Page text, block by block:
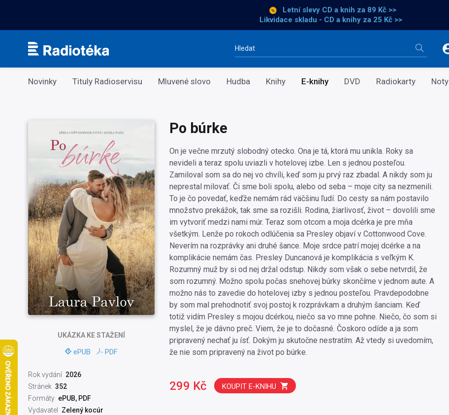
Letní slevy CD a knih za 89 Kč >>
Likvidace skladu - CD a knihy za 25 Kč >>
Vyhledávání
Kategorie
Novinky Tituly Radioservisu Mluvené slovo Hudba Knihy E-knihy DVD Radiokarty Noty
UKÁZKAKE STAŽENÍ
ePUB PDF
Rok vydání 2026
Stránek 352
Formáty ePUB, PDF
Vydavatel
Zelený kocúr
Po búrke
On je večne mrzutý slobodný otecko. Ona je tá, ktorá mu unikla. Roky sa
nevideli a teraz spolu uviazli v hotelovej izbe. Len s jednou posteľou.
Zamiloval som sa do nej vo chvíli, keď som ju prvý raz zbadal. A nikdy som ju
neprestal milovať. Či sme boli spolu, alebo od seba – moje city sa nezmenili.
To je čo povedať, keďže nemám rád väčšinu ľudí. Do cesty sa nám postavilo
množstvo prekážok, tak sme sa rozišli. Rodina, žiarlivosť, život – dovolili sme
im vytvoriť medzi nami múr. Teraz som otcom a moja dcérka je pre mňa
všetkým. Lenže po rokoch odlúčenia sa Presley objaví v Cottonwood Cove.
Neverím na rozprávky ani druhé šance. Moje srdce patrí mojej dcérke a na
komplikácie nemám čas. Presley Duncanová je komplikácia s veľkým K.
Rozumný muž by si od nej držal odstup. Nikdy som však o sebe netvrdil, že
som rozumný. Možno spolu počas snehovej búrky skončíme v jednom aute. A
možno nás to zavedie do hotelovej izby s jednou posteľou. Pravdepodobne
by som mal prehodnotiť svoj postoj k rozprávkam a druhým šanciam. Keď
totiž vidím Presley s mojou dcérkou, niečo sa vo mne pohne. Niečo, čo som si
myslel, že je dávno preč. Viem, že je to dočasné. Čoskoro odíde a ja som
pripravený nechať ju ísť. Dokým ju skutočne nestratím. Až vtedy si uvedomím,
že nie som pripravený na život po búrke.
299 Kč KOUPIT E-KNIHU